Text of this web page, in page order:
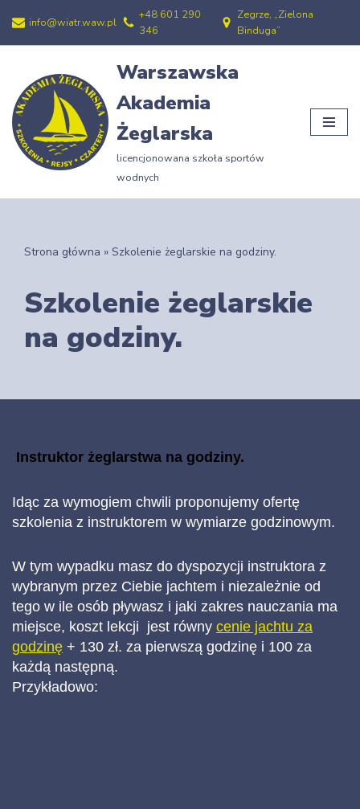
Przejdź
treści
info@wiatr.waw.pl
+48 601 290
346
Zegrze, „Zielona
Binduga”
Warszawska
Akademia
Żeglarska
licencjonowana szkoła sportów
wodnych
Strona główna » Szkolenie żeglarskie na godziny.
Szkolenie żeglarskie
na godziny.
Instruktor żeglarstwa na godziny.
Idąc za wymogiem chwili proponujemy ofertę
szkolenia z instruktorem w wymiarze godzinowym.
W tym wypadku masz do dyspozycji instruktora z
wybranym przez Ciebie jachtem i niezależnie od
tego w ile osób pływasz i jaki zakres nauczania ma
miejsce, koszt lekcji jest równy cenie jachtu za
godzinę + 130 zł. za pierwszą godzinę i 100 za
każdą następną.
Przykładowo: